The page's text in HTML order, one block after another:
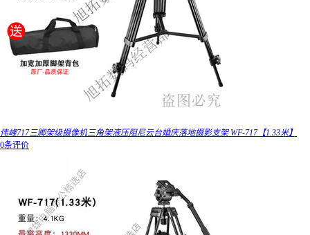
伟峰717三脚架级摄像机三角架液压阻尼云台婚庆落地摄影支架 WF-717【1.33米】
0条评价